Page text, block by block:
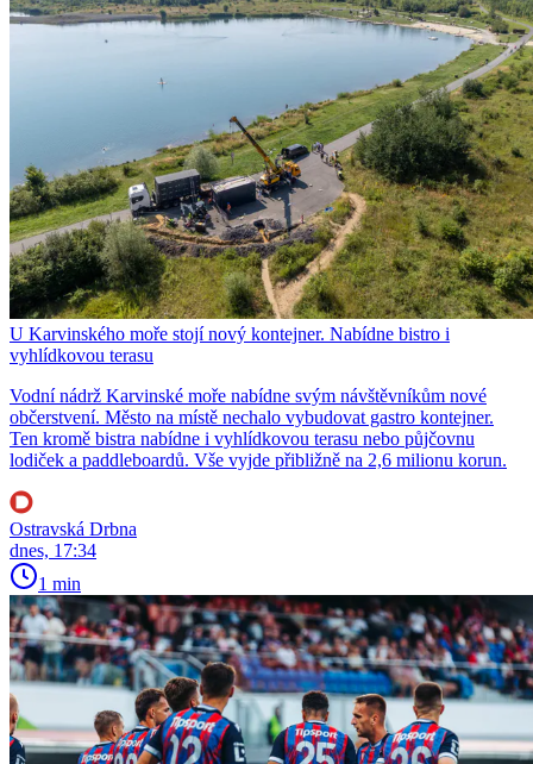
U Karvinského moře stojí nový kontejner. Nabídne bistro i
vyhlídkovou terasu
Vodní nádrž Karvinské moře nabídne svým návštěvníkům nové
občerstvení. Město na místě nechalo vybudovat gastro kontejner.
Ten kromě bistra nabídne i vyhlídkovou terasu nebo půjčovnu
lodiček a paddleboardů. Vše vyjde přibližně na 2,6 milionu korun.
Ostravská Drbna
dnes, 17:34
1 min